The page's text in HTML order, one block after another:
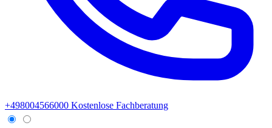
+498004566000 Kostenlose Fachberatung